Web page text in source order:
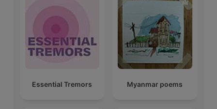
Essential Tremors Myanmar poems